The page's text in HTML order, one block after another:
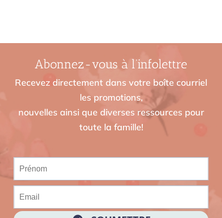
Abonnez-vous à l’infolettre
Recevez directement dans votre boîte courriel
les promotions,
nouvelles ainsi que diverses ressources pour
toute la famille!